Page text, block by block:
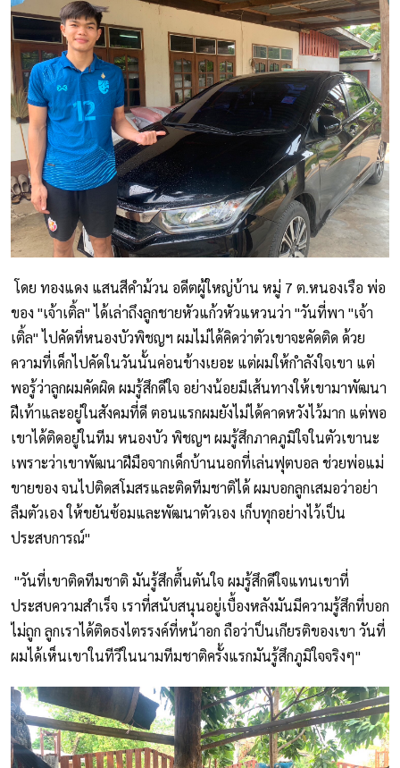
โดย ทองแดง แสนสีคำม้วน อดีตผู้ใหญ่บ้าน หมู่ 7 ต.หนองเรือ พ่อ
ของ "เจ้าเติ้ล" ได้เล่าถึงลูกชายหัวแก้วหัวแหวนว่า "วันที่พา "เจ้า
เติ้ล" ไปคัดที่หนองบัวพิชญฯ ผมไม่ได้คิดว่าตัวเขาจะคัดติด ด้วย
ความที่เด็กไปคัดในวันนั้นค่อนข้างเยอะ แต่ผมให้กำลังใจเขา แต่
พอรู้ว่าลูกผมคัดผิด ผมรู้สึกดีใจ อย่างน้อยมีเส้นทางให้เขามาพัฒนา
ฝีเท้าและอยู่ในสังคมที่ดี ตอนแรกผมยังไม่ได้คาดหวังไว้มาก แต่พอ
เขาได้ติดอยู่ในทีม หนองบัว พิชญฯ ผมรู้สึกภาคภูมิใจในตัวเขานะ
เพราะว่าเขาพัฒนาฝีมือจากเด็กบ้านนอกที่เล่นฟุตบอล ช่วยพ่อแม่
ขายของ จนไปติดสโมสรและติดทีมชาติได้ ผมบอกลูกเสมอว่าอย่า
ลืมตัวเอง ให้ขยันซ้อมและพัฒนาตัวเอง เก็บทุกอย่างไว้เป็น
ประสบการณ์"
"วันที่เขาติดทีมชาติ มันรู้สึกตื้นตันใจ ผมรู้สึกดีใจแทนเขาที่
ประสบความสำเร็จ เราที่สนับสนุนอยู่เบื้องหลังมันมีความรู้สึกที่บอก
ไม่ถูก ลูกเราได้ติดธงไตรรงค์ที่หน้าอก ถือว่าป็นเกียรติของเขา วันที่
ผมได้เห็นเขาในทีวีในนามทีมชาติครั้งแรกมันรู้สึกภูมิใจจริงๆ"